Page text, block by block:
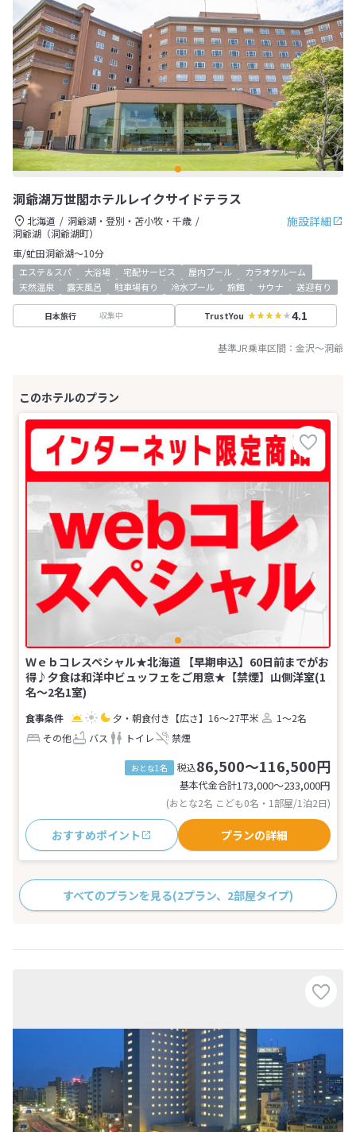
洞爺湖万世閣ホテルレイクサイドテラス
施設詳細
北海道
洞爺湖・登別・苫小牧・千歳
洞爺湖（洞爺湖町）
車/虻田洞爺湖～10分
エステ＆スパ 大浴場 宅配サービス 屋内プール
カラオケルーム
天然温泉
露天風呂 駐車場有り 冷水プール 旅館 サウナ 送迎有り
日本旅行 収集中 TrustYou 4.1
基準JR乗車区間： 金沢～洞爺
Ｗｅｂコレスペシャル★北海道 【早期申込】60日前までがお
得♪夕食は和洋中ビュッフェをご用意★【禁煙】山側洋室(1
名～2名1室)
夕・朝食付き 【広さ】16～27平米
1～2名
その他
バス トイレ 禁煙
おとな1名 税込86,500～116,500円
基本代金合計173,000〜233,000円
(おとな2名 こども0名・1部屋/1泊2日)
おすすめポイント プランの詳細
すべてのプランを見る(2プラン、2部屋タイプ)